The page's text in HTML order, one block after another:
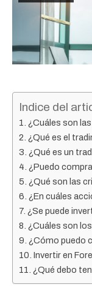
Indice del
¿Cuáles son
¿Qué es el
¿Qué es un
¿Puedo
¿Qué son las
¿En cuáles
¿Se puede
¿Cuáles son
¿Cómo puedo
Invertir en
¿Qué debo